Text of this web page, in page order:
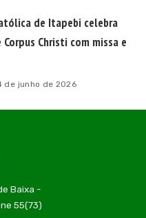
de Itapebi celebra
Christi com missa e
de junho de 2026
Baixa -
55(73)